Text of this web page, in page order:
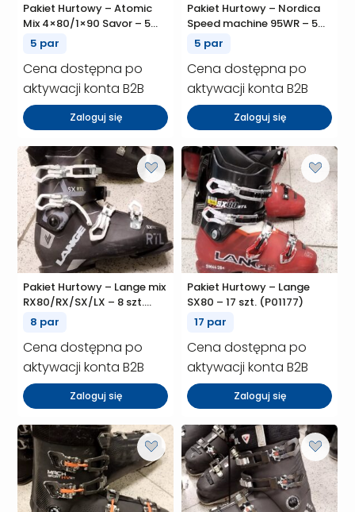
Pakiet Hurtowy – Atomic
Mix 4×80/1×90 Savor – 5
szt. (P01193)
5 par
Cena dostępna po
aktywacji konta B2B
Zaloguj się
Pakiet Hurtowy – Nordica
Speed machine 95WR – 5
szt. (P01192)
5 par
Cena dostępna po
aktywacji konta B2B
Zaloguj się
Pakiet Hurtowy – Lange mix
RX80/RX/SX/LX – 8 szt.
(P01190)
8 par
Cena dostępna po
aktywacji konta B2B
Zaloguj się
Pakiet Hurtowy – Lange
SX80 – 17 szt. (P01177)
17 par
Cena dostępna po
aktywacji konta B2B
Zaloguj się